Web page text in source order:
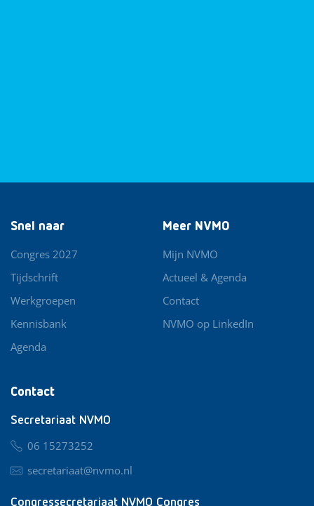
Contact
Secretariaat NVMO
06 15273252
secretariaat@nvmo.nl
Congressecretariaat NVMO Congres
Snel naar
Congres 2027
Tijdschrift
Werkgroepen
Kennisbank
Agenda
Meer NVMO
Mijn NVMO
Actueel & Agenda
Contact
NVMO op LinkedIn